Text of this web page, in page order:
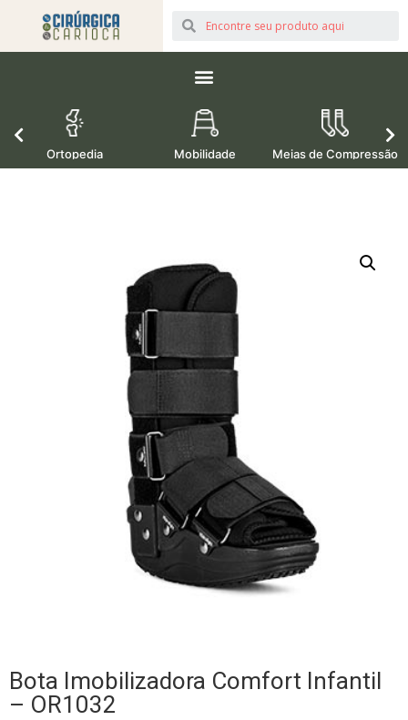
Ortopedia Mobilidade Meias de Compressão
Bota Imobilizadora Comfort Infantil
– OR1032